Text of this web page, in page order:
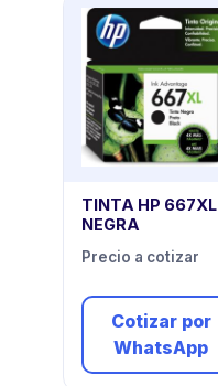
TINTA HP 667XL
NEGRA
Precio a cotizar
Cotizar por
WhatsApp